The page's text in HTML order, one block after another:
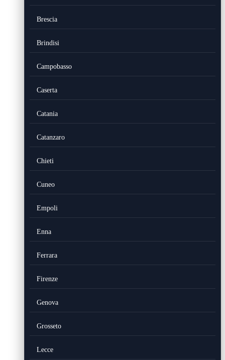
Brescia
Brindisi
Campobasso
Caserta
Catania
Catanzaro
Chieti
Cuneo
Empoli
Enna
Ferrara
Firenze
Genova
Grosseto
Lecce